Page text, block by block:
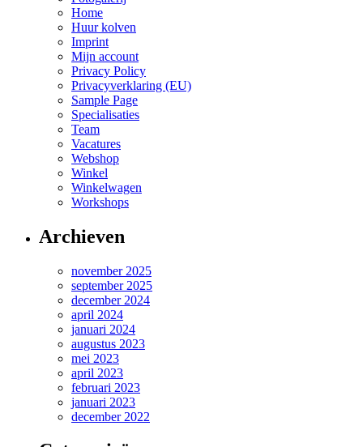
Home
Huur kolven
Imprint
Mijn account
Privacy Policy
Privacyverklaring (EU)
Sample Page
Specialisaties
Team
Vacatures
Webshop
Winkel
Winkelwagen
Workshops
Archieven
november 2025
september 2025
december 2024
april 2024
januari 2024
augustus 2023
mei 2023
april 2023
februari 2023
januari 2023
december 2022